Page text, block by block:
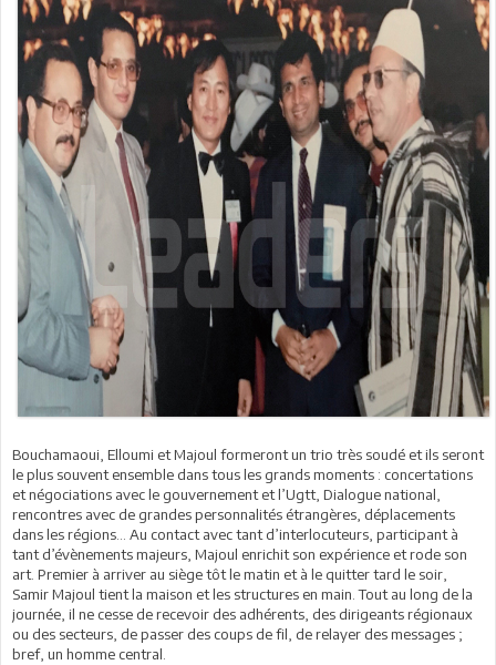
Bouchamaoui, Elloumi et Majoul formeront un trio très soudé et ils seront
le plus souvent ensemble dans tous les grands moments : concertations
et négociations avec le gouvernement et l’Ugtt, Dialogue national,
rencontres avec de grandes personnalités étrangères, déplacements
dans les régions... Au contact avec tant d’interlocuteurs, participant à
tant d’évènements majeurs, Majoul enrichit son expérience et rode son
art. Premier à arriver au siège tôt le matin et à le quitter tard le soir,
Samir Majoul tient la maison et les structures en main. Tout au long de la
journée, il ne cesse de recevoir des adhérents, des dirigeants régionaux
ou des secteurs, de passer des coups de fil, de relayer des messages ;
bref, un homme central.